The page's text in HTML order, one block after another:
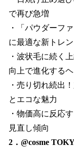
で再び急増
・「パウダーフ
に最適な新トレ
・波状毛に続く
向上で進化する
・売り切れ続出
とエコな魅力
・物価高に反応
見直し傾向
2．@cosme